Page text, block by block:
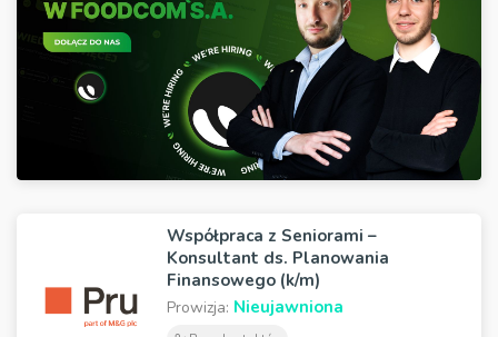
Współpraca z Seniorami –
Konsultant ds. Planowania
Finansowego (k/m)
Prowizja: Nieujawniona